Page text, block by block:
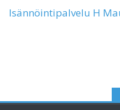
Isännöintipalvelu H